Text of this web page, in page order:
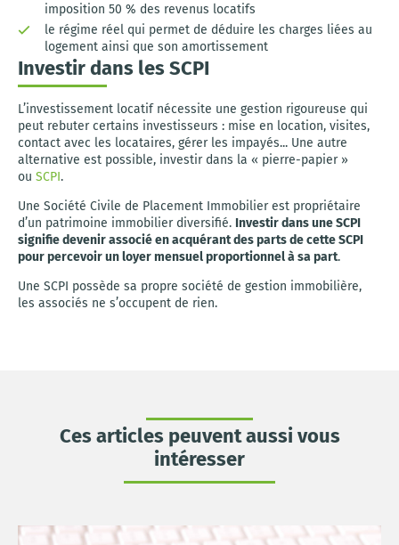
imposition 50 % des revenus locatifs
le régime réel qui permet de déduire les charges liées au
logement ainsi que son amortissement
Investir dans les SCPI
L’investissement locatif nécessite une gestion rigoureuse qui
peut rebuter certains investisseurs : mise en location, visites,
contact avec les locataires, gérer les impayés... Une autre
alternative est possible, investir dans la « pierre-papier »
ou SCPI.
Une Société Civile de Placement Immobilier est propriétaire
d’un patrimoine immobilier diversifié. Investir dans une SCPI
signifie devenir associé en acquérant des parts de cette SCPI
pour percevoir un loyer mensuel proportionnel à sa part.
Une SCPI possède sa propre société de gestion immobilière,
les associés ne s’occupent de rien.
Ces articles peuvent aussi vous
intéresser